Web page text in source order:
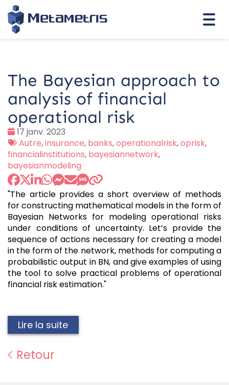
The Bayesian approach to
analysis of financial
operational risk
Date
:
17 janv. 2023
Tags
:
Autre,insurance, banks,operationalrisk,oprisk,
financialinstitutions, bayesiannetwork,
bayesianmodeling
"The article provides a short overview of methods
for constructing mathematical models in the form of
Bayesian Networks for modeling operational risks
under conditions of uncertainty. Let’s provide the
sequence of actions necessary for creating a model
in the form of the network, methods for computing a
probabilistic output in BN, and give examples of using
the tool to solve practical problems of operational
financial risk estimation."
Lire la suite
Retour